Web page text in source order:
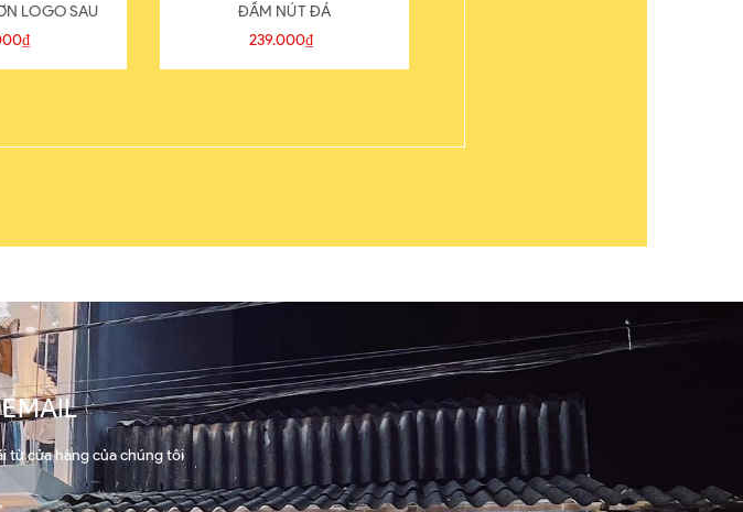
LOGO SAU
ĐẦM NÚT ĐÁ
239.000₫
từ cửa hàng của chúng tôi